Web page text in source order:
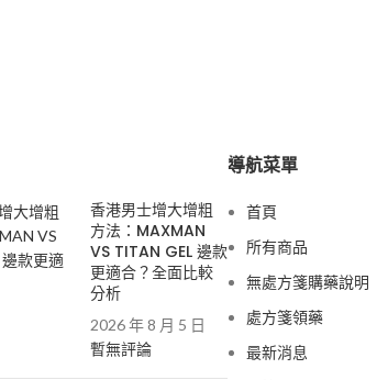
香港男士增大增粗
方法：MAXMAN
VS TITAN GEL 邊款
更適合？全面比較
分析
2026 年 8 月 5 日
暫無評論
導航菜單
首頁
所有商品
無處方箋購藥說明
處方箋領藥
最新消息